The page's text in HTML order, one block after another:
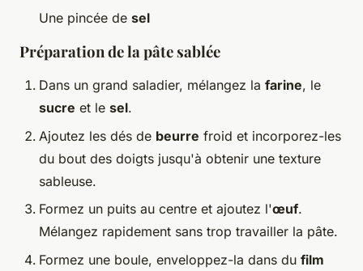
Une pincée de sel
Préparation de la pâte sablée
Dans un grand saladier, mélangez la farine, le
sucre et le sel.
Ajoutez les dés de beurre froid et incorporez-les
du bout des doigts jusqu'à obtenir une texture
sableuse.
Formez un puits au centre et ajoutez l'œuf.
Mélangez rapidement sans trop travailler la pâte.
Formez une boule, enveloppez-la dans du film